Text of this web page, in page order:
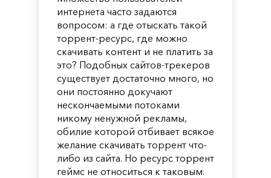
интернета часто задаются
вопросом: а где отыскать такой
торрент-ресурс, где можно
скачивать контент и не платить за
это? Подобных сайтов-трекеров
существует достаточно много, но
они постоянно докучают
нескончаемыми потоками
никому ненужной рекламы,
обилие которой отбивает всякое
желание скачивать торрент что-
либо из сайта. Но ресурс торрент
геймс не относиться к таковым.